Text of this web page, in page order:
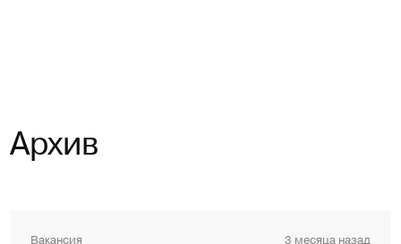
Архив
Вакансия 3 месяца назад